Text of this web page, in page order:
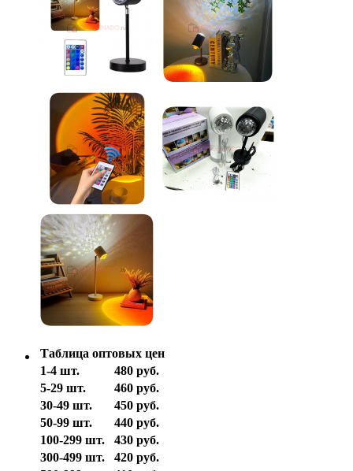
Таблица оптовых цен
1-4 шт.
480 руб.
5-29 шт.
460 руб.
30-49 шт.
450 руб.
50-99 шт.
440 руб.
100-299 шт.
430 руб.
300-499 шт.
420 руб.